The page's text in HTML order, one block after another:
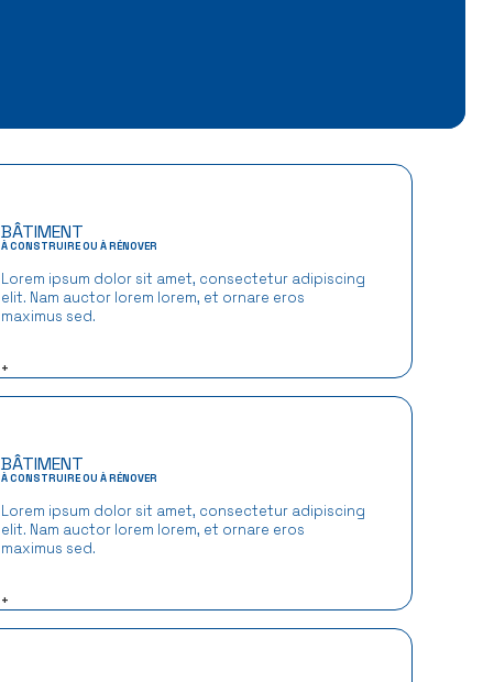
BÂTIMENT
À CONSTRUIRE OU À RÉNOVER
Lorem ipsum dolor sit amet, consectetur adipiscing
elit. Nam auctor lorem lorem, et ornare eros
maximus sed.
+
BÂTIMENT
À CONSTRUIRE OU À RÉNOVER
Lorem ipsum dolor sit amet, consectetur adipiscing
elit. Nam auctor lorem lorem, et ornare eros
maximus sed.
+